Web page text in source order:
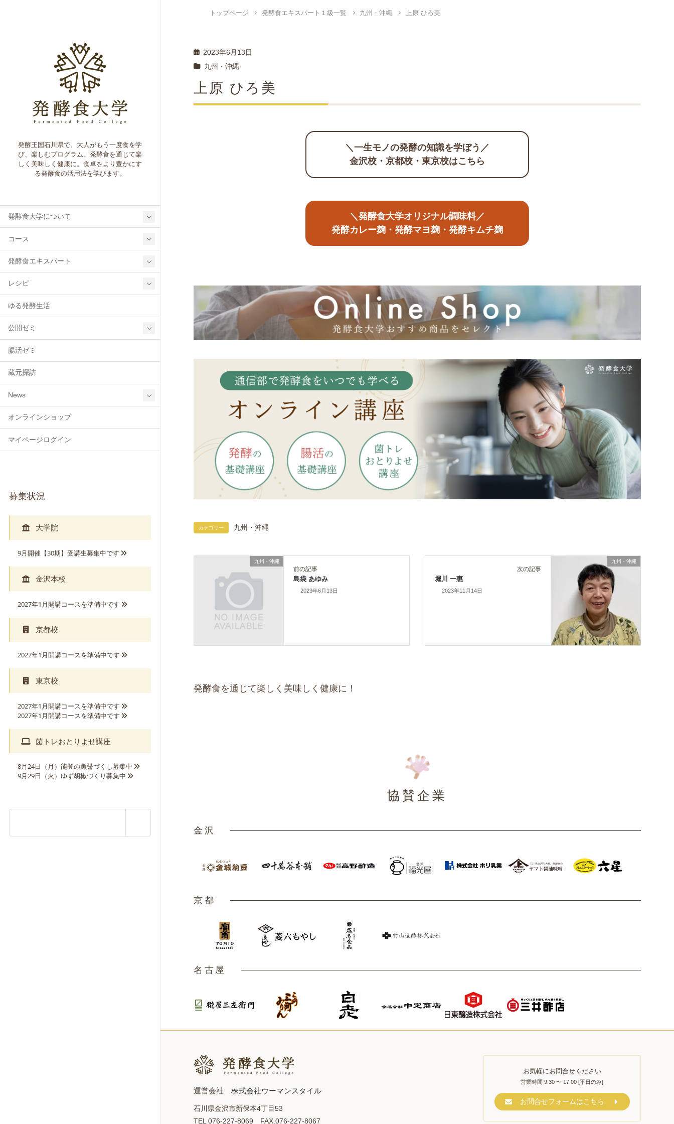
発酵王国石川県で、大人がもう一度食を学
び、楽しむプログラム。発酵食を通じて楽
しく美味しく健康に。食卓をより豊かにす
る発酵食の活用法を学びます。
発酵食大学について
コース
発酵食エキスパート
レシピ
ゆる発酵生活
公開ゼミ
腸活ゼミ
蔵元探訪
News
オンラインショップ
マイページログイン
募集状況
大学院
9月開催【30期】受講生募集中です
金沢本校
2027年1月開講コースを準備中です
京都校
2027年1月開講コースを準備中です
東京校
2027年1月開講コースを準備中です
2027年1月開講コースを準備中です
菌トレおとりよせ講座
8月24日（月）能登の魚醤づくし募集中
9月29日（火）ゆず胡椒づくり募集中
トップページ 発酵食エキスパート１級一覧 九州・沖縄 上原 ひろ美
2023年6月13日
九州・沖縄
上原 ひろ美
＼一生モノの発酵の知識を学ぼう／
金沢校・京都校・東京校はこちら
＼発酵食大学オリジナル調味料／
発酵カレー麹・発酵マヨ麹・発酵キムチ麹
カテゴリー 九州・沖縄
九州・沖縄
前の記事
島袋 あゆみ
2023年6月13日
九州・沖縄
次の記事
堀川 一惠
2023年11月14日
発酵食を通じて楽しく美味しく健康に！
協賛企業
金沢
京都
名古屋
運営会社株式会社ウーマンスタイル
石川県金沢市新保本4丁目53
TEL 076-227-8069 FAX.076-227-8067
お気軽にお問合せください
営業時間 9:30 〜 17:00 [平日のみ]
お問合せフォームはこちら